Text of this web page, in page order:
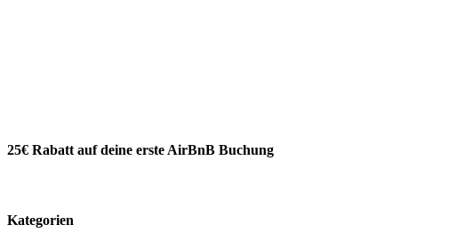
25€ Rabatt auf deine erste AirBnB Buchung
Kategorien